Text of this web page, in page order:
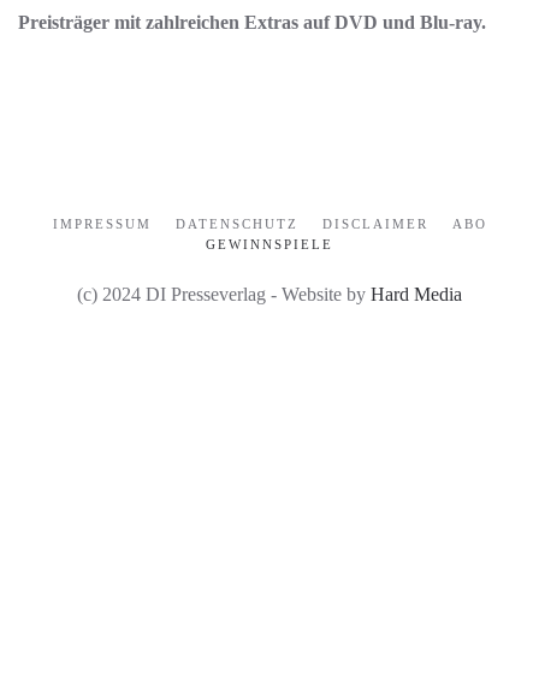
Preisträger mit zahlreichen Extras auf DVD und Blu-ray.
IMPRESSUM DATENSCHUTZ DISCLAIMER
ABO
GEWINNSPIELE
(c) 2024 DI Presseverlag - Website by Hard Media